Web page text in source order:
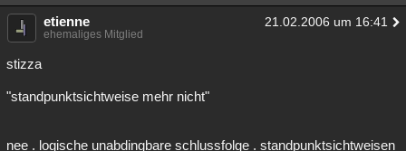
etienne 21.02.2006 um 16:41
ehemaliges Mitglied
stizza
"standpunktsichtweise mehr nicht"
nee . logische unabdingbare schlussfolge . standpunktsichtweisen